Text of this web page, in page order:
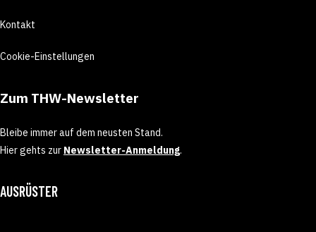
Kontakt
Cookie-Einstellungen
Zum THW-Newsletter
Bleibe immer auf dem neusten Stand.
Hier gehts zur Newsletter-Anmeldung.
AUSRÜSTER